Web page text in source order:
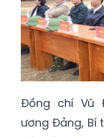
Đồng chí Vũ
ương Đảng, Bí